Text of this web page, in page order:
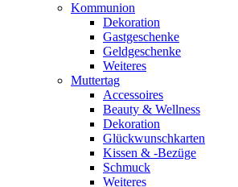
Kommunion
Dekoration
Gastgeschenke
Geldgeschenke
Weiteres
Muttertag
Accessoires
Beauty & Wellness
Dekoration
Glückwunschkarten
Kissen & -Bezüge
Schmuck
Weiteres